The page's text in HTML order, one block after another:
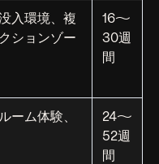
入環境、複
ションゾー
16〜
30週
間
ーム体験、
24〜
52週
間